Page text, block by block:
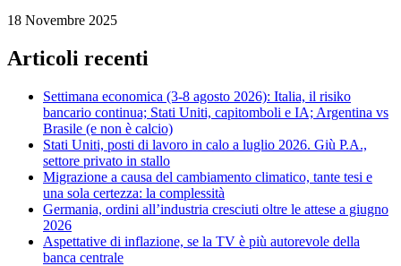
18 Novembre 2025
Articoli recenti
Settimana economica (3-8 agosto 2026): Italia, il risiko
bancario continua; Stati Uniti, capitomboli e IA; Argentina vs
Brasile (e non è calcio)
Stati Uniti, posti di lavoro in calo a luglio 2026. Giù P.A.,
settore privato in stallo
Migrazione a causa del cambiamento climatico, tante tesi e
una sola certezza: la complessità
Germania, ordini all’industria cresciuti oltre le attese a giugno
2026
Aspettative di inflazione, se la TV è più autorevole della
banca centrale